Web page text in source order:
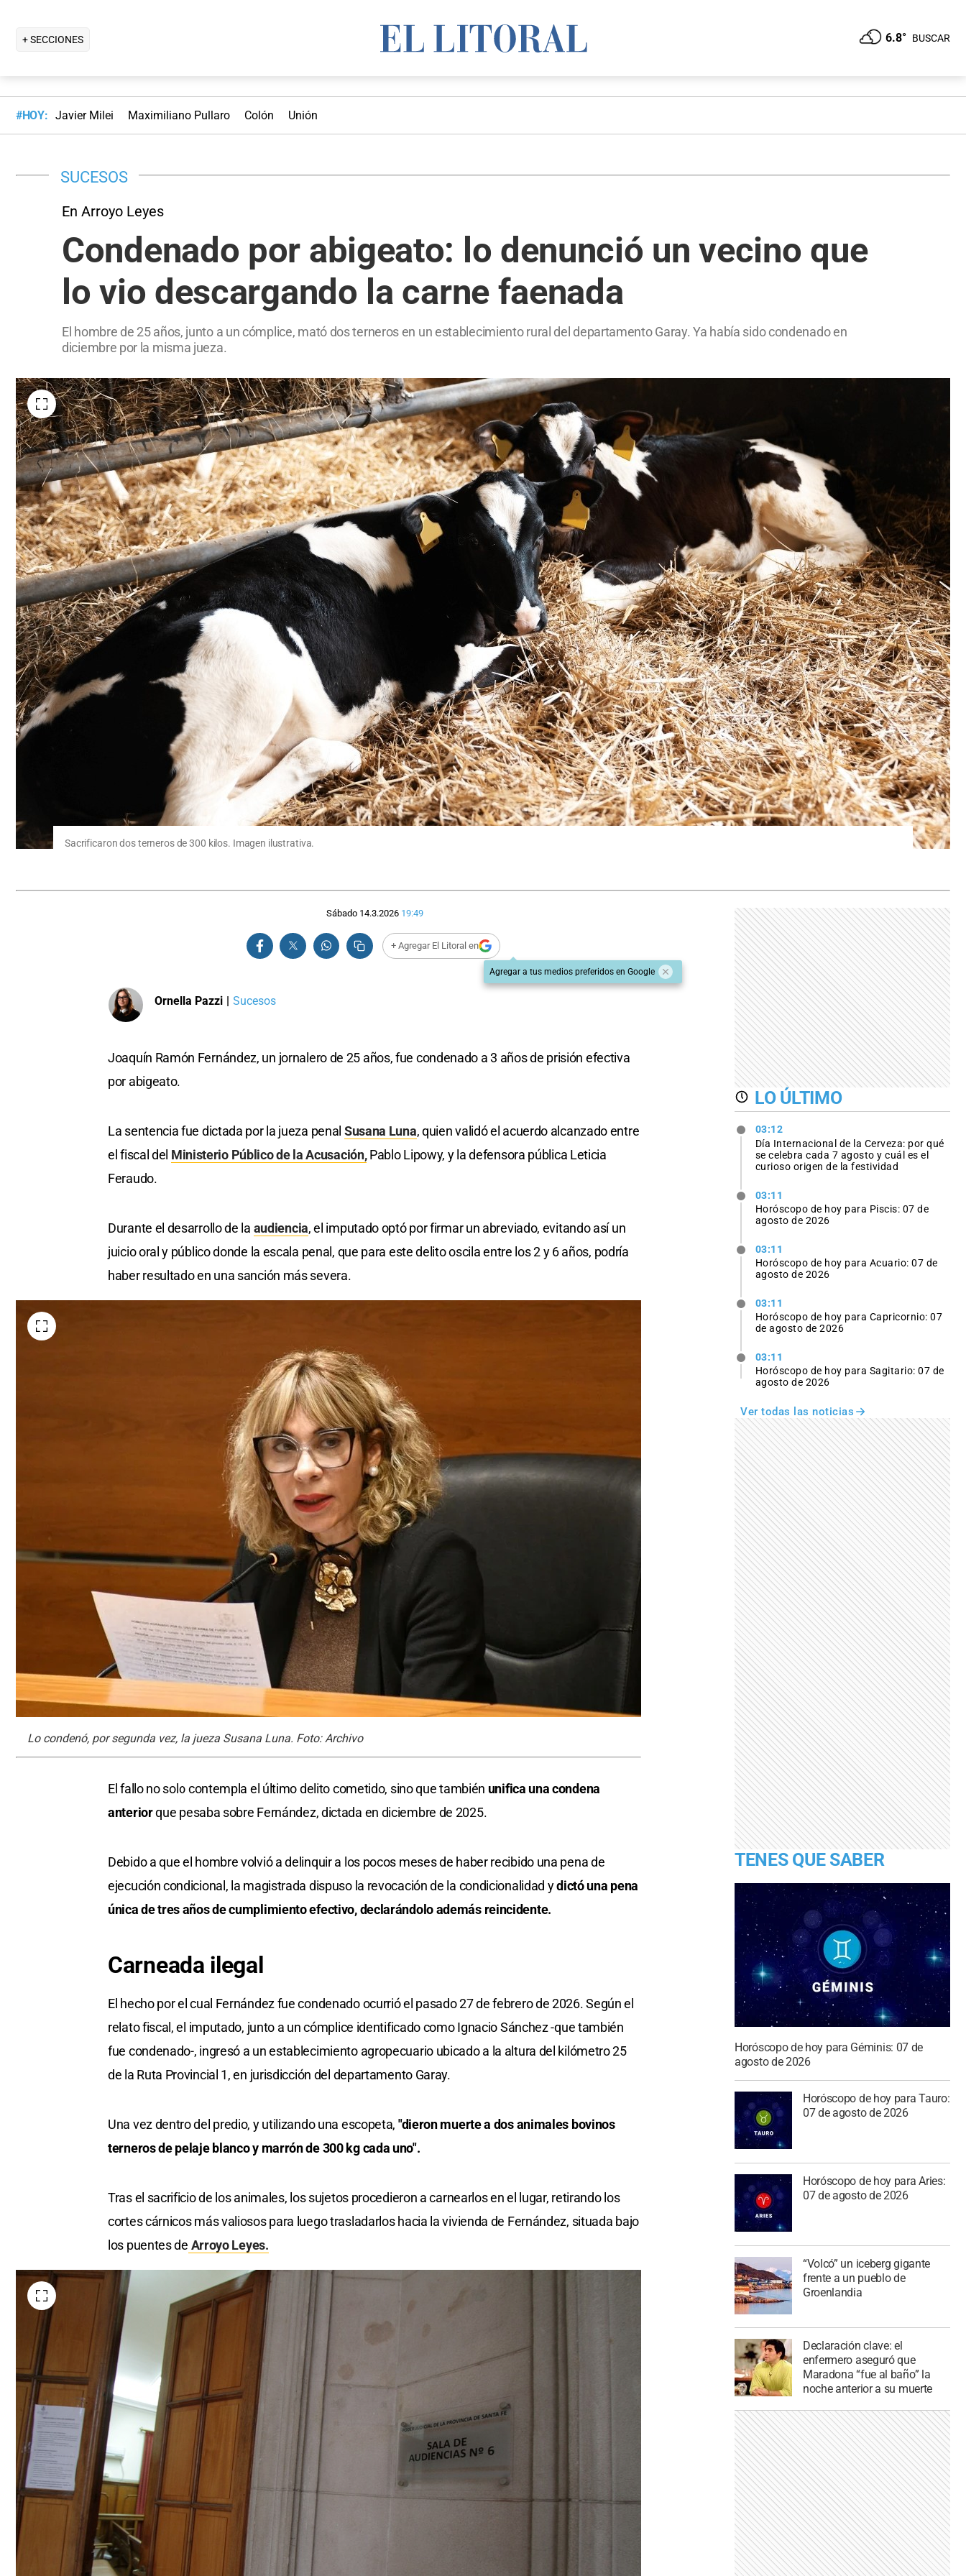
+ SECCIONES 6.8° BUSCAR
#HOY: Javier Milei Maximiliano Pullaro Colón Unión
SUCESOS
En Arroyo Leyes
Condenado por abigeato: lo denunció un vecino que
lo vio descargando la carne faenada
El hombre de 25 años, junto a un cómplice, mató dos terneros en un establecimiento rural del departamento Garay. Ya había sido condenado en
diciembre por la misma jueza.
Sacrificaron dos terneros de 300 kilos. Imagen ilustrativa.
Sábado 14.3.2026 19:49
+ Agregar El Litoral en
Agregar a tus medios preferidos en Google
Ornella Pazzi | Sucesos
Joaquín Ramón Fernández, un jornalero de 25 años, fue condenado a 3 años de prisión efectiva
por abigeato.
La sentencia fue dictada por la jueza penal Susana Luna, quien validó el acuerdo alcanzado entre
el fiscal del Ministerio Público de la Acusación,Pablo Lipowy, y la defensora pública Leticia
Feraudo.
Durante el desarrollo de la audiencia, el imputado optó por firmar un abreviado, evitando así un
juicio oral y público donde la escala penal, que para este delito oscila entre los 2 y 6 años, podría
haber resultado en una sanción más severa.
Lo condenó, por segunda vez, la jueza Susana Luna. Foto: Archivo
El fallo no solo contempla el último delito cometido, sino que también unifica una condena
anteriorque pesaba sobre Fernández, dictada en diciembre de 2025.
Debido a que el hombre volvió a delinquir a los pocos meses de haber recibido una pena de
ejecución condicional, la magistrada dispuso la revocación de la condicionalidad ydictó una pena
única de tres años de cumplimiento efectivo, declarándolo además reincidente.
Carneada ilegal
El hecho por el cual Fernández fue condenado ocurrió el pasado 27 de febrero de 2026. Según el
relato fiscal, el imputado, junto a un cómplice identificado como Ignacio Sánchez -que también
fue condenado-, ingresó a un establecimiento agropecuario ubicado a la altura del kilómetro 25
de la Ruta Provincial 1, en jurisdicción del departamento Garay.
Una vez dentro del predio, y utilizando una escopeta, "dieron muerte a dos animales bovinos
terneros de pelaje blanco y marrón de 300 kg cada uno".
Tras el sacrificio de los animales, los sujetos procedieron a carnearlos en el lugar, retirando los
cortes cárnicos más valiosos para luego trasladarlos hacia la vivienda de Fernández, situada bajo
los puentes de Arroyo Leyes.
LO ÚLTIMO
03:12
Día Internacional de la Cerveza: por qué
se celebra cada 7 agosto y cuál es el
curioso origen de la festividad
03:11
Horóscopo de hoy para Piscis: 07 de
agosto de 2026
03:11
Horóscopo de hoy para Acuario: 07 de
agosto de 2026
03:11
Horóscopo de hoy para Capricornio: 07
de agosto de 2026
03:11
Horóscopo de hoy para Sagitario: 07 de
agosto de 2026
Ver todas las noticias
TENES QUE SABER
Horóscopo de hoy para Géminis: 07 de
agosto de 2026
Horóscopo de hoy para Tauro:
07 de agosto de 2026
Horóscopo de hoy para Aries:
07 de agosto de 2026
“Volcó” un iceberg gigante
frente a un pueblo de
Groenlandia
Declaración clave: el
enfermero aseguró que
Maradona “fue al baño” la
noche anterior a su muerte